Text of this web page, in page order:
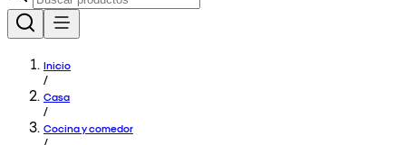
Inicio
/
Casa
/
Cocina y comedor
/